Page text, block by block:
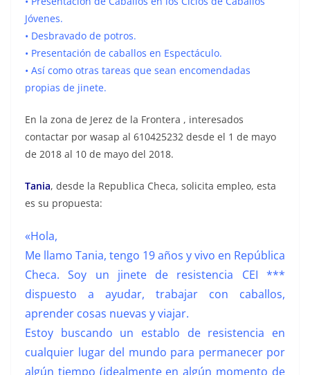
Jóvenes.
• Desbravado de potros.
• Presentación de caballos en Espectáculo.
• Así como otras tareas que sean encomendadas
propias de jinete.
En la zona de Jerez de la Frontera , interesados
contactar por wasap al 610425232 desde el 1 de mayo
de 2018 al 10 de mayo del 2018.
Tania, desde la Republica Checa, solicita empleo, esta
es su propuesta:
«Hola,
Me llamo Tania, tengo 19 años y vivo en República
Checa.
Soy un jinete de resistencia CEI ***
dispuesto a ayudar, trabajar con caballos,
aprender cosas nuevas y viajar.
Estoy buscando un establo de resistencia en
cualquier lugar del mundo para permanecer por
algún tiempo (idealmente en algún momento de